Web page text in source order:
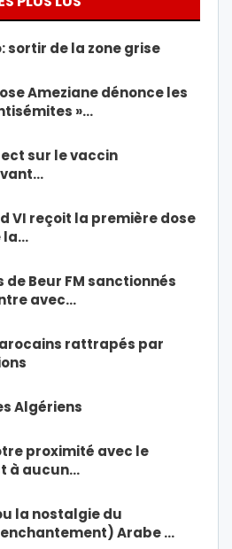
sortir de la zone grise
Ameziane dénonce les
»…
sur le vaccin
VI reçoit la première dose
la…
Beur FM sanctionnés
avec…
rattrapés par
Algériens
proximité avec le
à aucun…
la nostalgie du
Arabe …